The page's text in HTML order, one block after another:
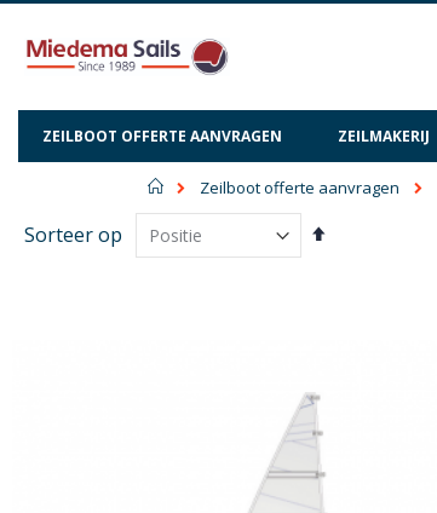
ZEILBOOT OFFERTE AANVRAGEN ZEILMAKERIJ
Home
Zeilboot offerte aanvragen
Sorteer op
Van